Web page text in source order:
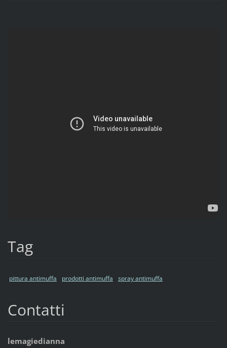
Tag
pittura antimuffa prodotti antimuffa spray antimuffa
Contatti
lemagiedianna